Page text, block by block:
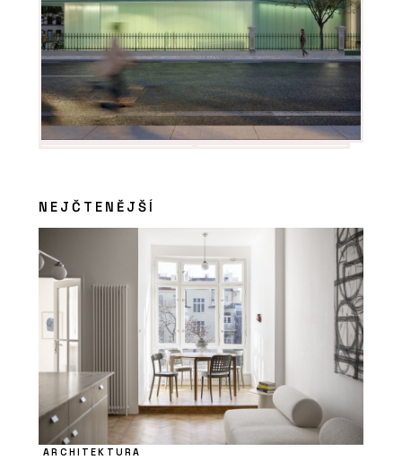
NEJČTENĚJŠÍ
ARCHITEKTURA